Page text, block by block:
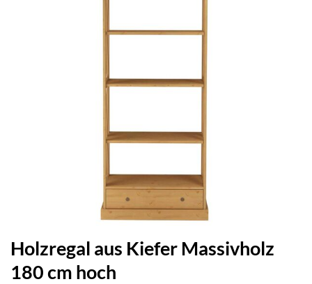
Holzregal aus Kiefer Massivholz
180 cm hoch